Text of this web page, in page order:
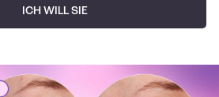
ICH WILL SIE